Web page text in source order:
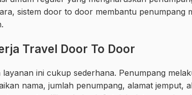
sistem door to door membantu penumpang
Travel Door To Door
layanan ini cukup sederhana. Penumpang
nama, jumlah penumpang, alamat jemput,